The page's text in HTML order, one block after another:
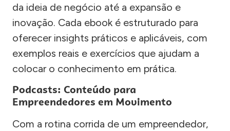
da ideia de negócio até a expansão e
inovação. Cada ebook é estruturado para
oferecer insights práticos e aplicáveis, com
exemplos reais e exercícios que ajudam a
colocar o conhecimento em prática.
Podcasts: Conteúdo para
Empreendedores em Movimento
Com a rotina corrida de um empreendedor,